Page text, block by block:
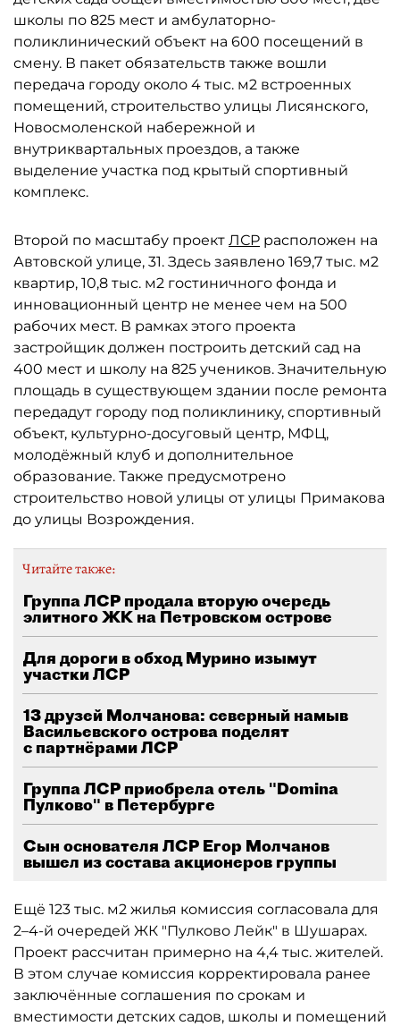
школы по 825 мест и амбулаторно-
поликлинический объект на 600 посещений в
смену. В пакет обязательств также вошли
передача городу около 4 тыс. м2 встроенных
помещений, строительство улицы Лисянского,
Новосмоленской набережной и
внутриквартальных проездов, а также
выделение участка под крытый спортивный
комплекс.
Второй по масштабу проект ЛСР расположен на
Автовской улице, 31. Здесь заявлено 169,7 тыс. м2
квартир, 10,8 тыс. м2 гостиничного фонда и
инновационный центр не менее чем на 500
рабочих мест. В рамках этого проекта
застройщик должен построить детский сад на
400 мест и школу на 825 учеников. Значительную
площадь в существующем здании после ремонта
передадут городу под поликлинику, спортивный
объект, культурно-досуговый центр, МФЦ,
молодёжный клуб и дополнительное
образование. Также предусмотрено
строительство новой улицы от улицы Примакова
до улицы Возрождения.
Читайте также:
Группа ЛСР продала вторую очередь
элитного ЖК на Петровском острове
Для дороги в обход Мурино изымут
участки ЛСР
13 друзей Молчанова: северный намыв
Васильевского острова поделят
с партнёрами ЛСР
Группа ЛСР приобрела отель "Domina
Пулково" в Петербурге
Сын основателя ЛСР Егор Молчанов
вышел из состава акционеров группы
Ещё 123 тыс. м2 жилья комиссия согласовала для
2–4-й очередей ЖК "Пулково Лейк" в Шушарах.
Проект рассчитан примерно на 4,4 тыс. жителей.
В этом случае комиссия корректировала ранее
заключённые соглашения по срокам и
вместимости детских садов, школы и помещений